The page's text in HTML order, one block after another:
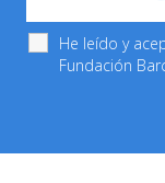
He leído y
Fundación